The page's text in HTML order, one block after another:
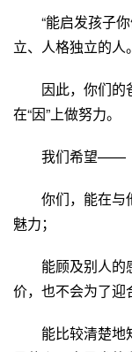
“能启发孩子
立、人格独立的人
因此，你们的
在“因”上做努力。
我们希望——
你们，能在与
魅力；
能顾及别人的
价，也不会为了迎
能比较清楚地